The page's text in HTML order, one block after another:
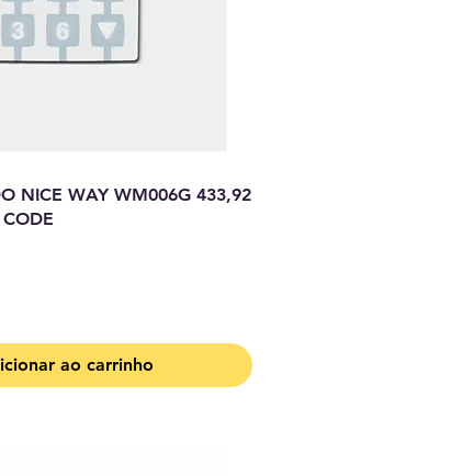
NICE WAY WM006G 433,92
ao carrinho